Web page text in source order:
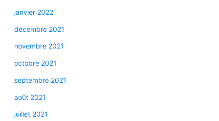
janvier 2022
décembre 2021
novembre 2021
octobre 2021
septembre 2021
août 2021
juillet 2021